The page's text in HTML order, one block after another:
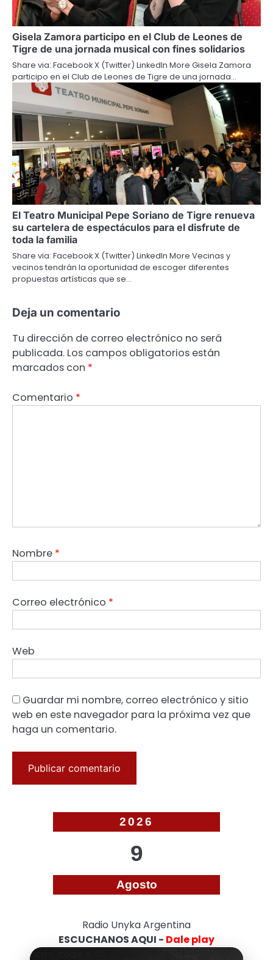
Gisela Zamora participo en el Club de Leones de
Tigre de una jornada musical con fines solidarios
Share via: Facebook X (Twitter) LinkedIn More Gisela Zamora
participo en el Club de Leones de Tigre de una jornada…
El Teatro Municipal Pepe Soriano de Tigre renueva
su cartelera de espectáculos para el disfrute de
toda la familia
Share via: Facebook X (Twitter) LinkedIn More Vecinas y
vecinos tendrán la oportunidad de escoger diferentes
propuestas artísticas que se…
Deja un comentario
Tu dirección de correo electrónico no será
publicada. Los campos obligatorios están
marcados con *
Comentario *
Nombre *
Correo electrónico *
Web
Guardar mi nombre, correo electrónico y sitio
web en este navegador para la próxima vez que
haga un comentario.
2026
9
Agosto
Radio Unyka Argentina
ESCUCHANOS AQUI - Dale play